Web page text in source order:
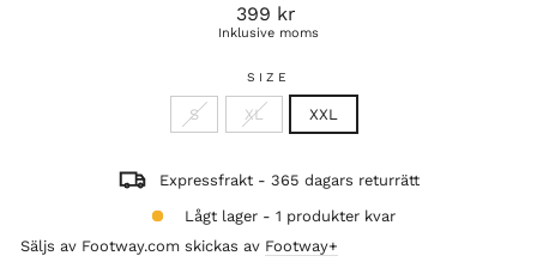
Ordinarie
pris
399 kr
Inklusive moms
SIZE
S XL XXL
Expressfrakt - 365 dagars returrätt
Lågt lager - 1 produkter kvar
Säljs av Footway.com skickas av Footway+